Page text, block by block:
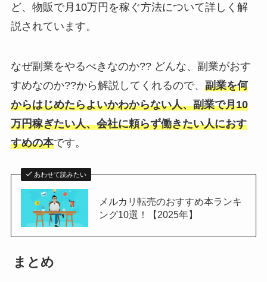
ど、物販で月10万円を稼ぐ方法について詳しく解
説されています。
なぜ副業をやるべきなのか?? どんな、副業がおす
すめなのか??から解説してくれるので、 副業を何
からはじめたらよいかわからない人、副業で月10
万円稼ぎたい人、会社に頼らず働きたい人におす
すめの本です。
あわせて読みたい
メルカリ転売のおすすめ本ランキ
ング10選！【2025年】
まとめ